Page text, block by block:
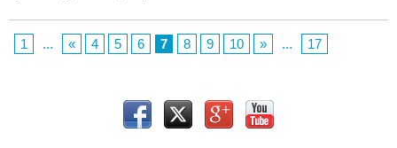
1 ... « 4 5 6 7 8 9 10 » ... 17